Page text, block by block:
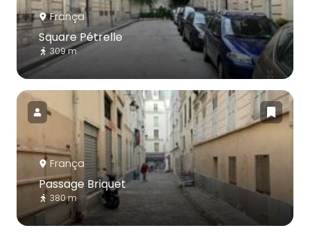
França
Square Pétrelle
309 m
França
Passage Briquet
380 m